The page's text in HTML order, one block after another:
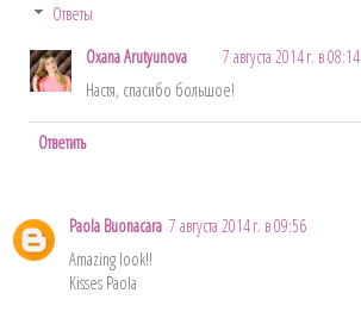
Ответы
Oxana Arutyunova
7 августа 2014 г. в 08:14
Настя, спасибо большое!
Ответить
Paola Buonacara 7 августа 2014 г. в 09:56
Amazing look!!
Kisses Paola